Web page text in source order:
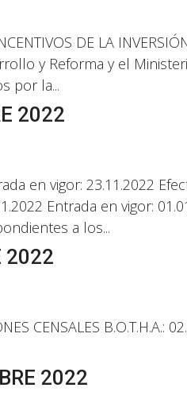
DE LA
y Reforma y el
por la...
2022
en vigor: 23.11.2022
Entrada en vigor:
a los...
2022
CENSALES B.O.T.H.A.:
2022